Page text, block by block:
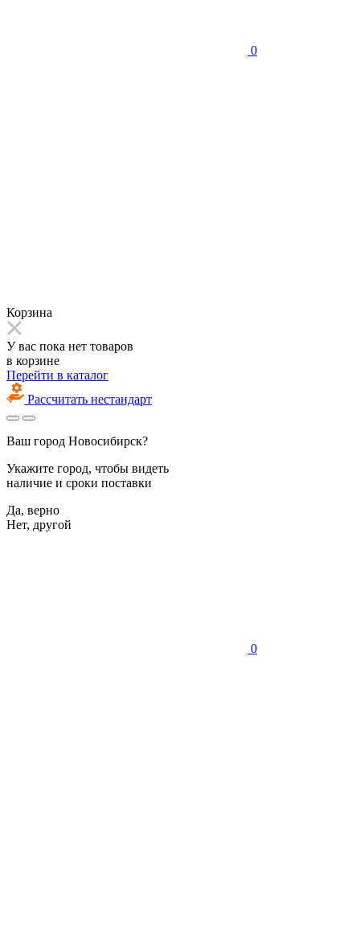
0
Корзина
У вас пока нет товаров
в корзине
Перейти в каталог
Рассчитать нестандарт
Ваш город Новосибирск?
Укажите город, чтобы видеть
наличие и сроки поставки
Да, верно
Нет, другой
0